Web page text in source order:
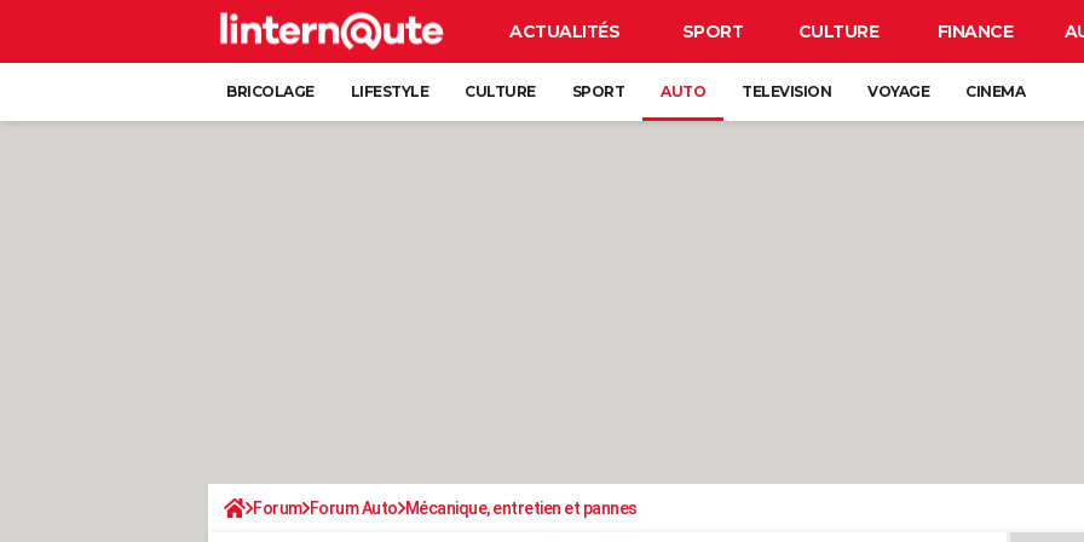
ACTUALITÉS SPORT CULTURE FINANCE
BRICOLAGE LIFESTYLE CULTURE SPORT AUTO TELEVISION VOYAGE CINEMA
Forum Forum Auto Mécanique, entretien et pannes